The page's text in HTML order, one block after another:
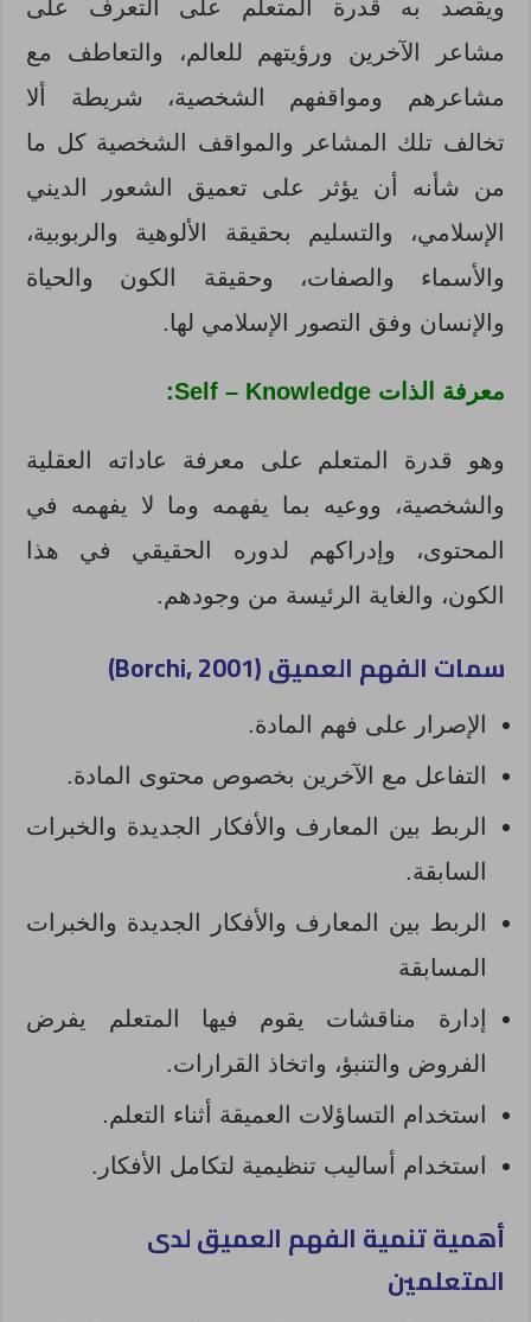
ويقصد به قدرة المتعلم على التعرف على
مشاعر الآخرين ورؤيتهم للعالم، والتعاطف مع
مشاعرهم ومواقفهم الشخصية، شريطة ألا
تخالف تلك المشاعر والمواقف الشخصية كل ما
من شأنه أن يؤثر على تعميق الشعور الديني
الإسلامي، والتسليم بحقيقة الألوهية والربوبية،
والأسماء والصفات، وحقيقة الكون والحياة
والإنسان وفق التصور الإسلامي لها.
معرفة الذات Self – Knowledge:
وهو قدرة المتعلم على معرفة عاداته العقلية
والشخصية، ووعيه بما يفهمه وما لا يفهمه في
المحتوى، وإدراكهم لدوره الحقيقي في هذا
الكون، والغاية الرئيسة من وجودهم.
سمات الفهم العميق (2001 , Borchi
)
الإصرار على فهم المادة.
التفاعل مع الآخرين بخصوص محتوى المادة.
الربط بين المعارف والأفكار الجديدة والخبرات
السابقة.
الربط بين المعارف والأفكار الجديدة والخبرات
المسابقة
إدارة مناقشات يقوم فيها المتعلم يفرض
الفروض والتنبؤ، واتخاذ القرارات.
استخدام التساؤلات العميقة أثناء التعلم.
استخدام أساليب تنظيمية لتكامل الأفكار.
أهمية تنمية الفهم العميق لدى
المتعلمين